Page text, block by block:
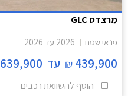
מרצדס GLC
פנאי שטח 2026 עד 2026
439,900
₪ עד 639,900
הוסף להשוואת רכבים